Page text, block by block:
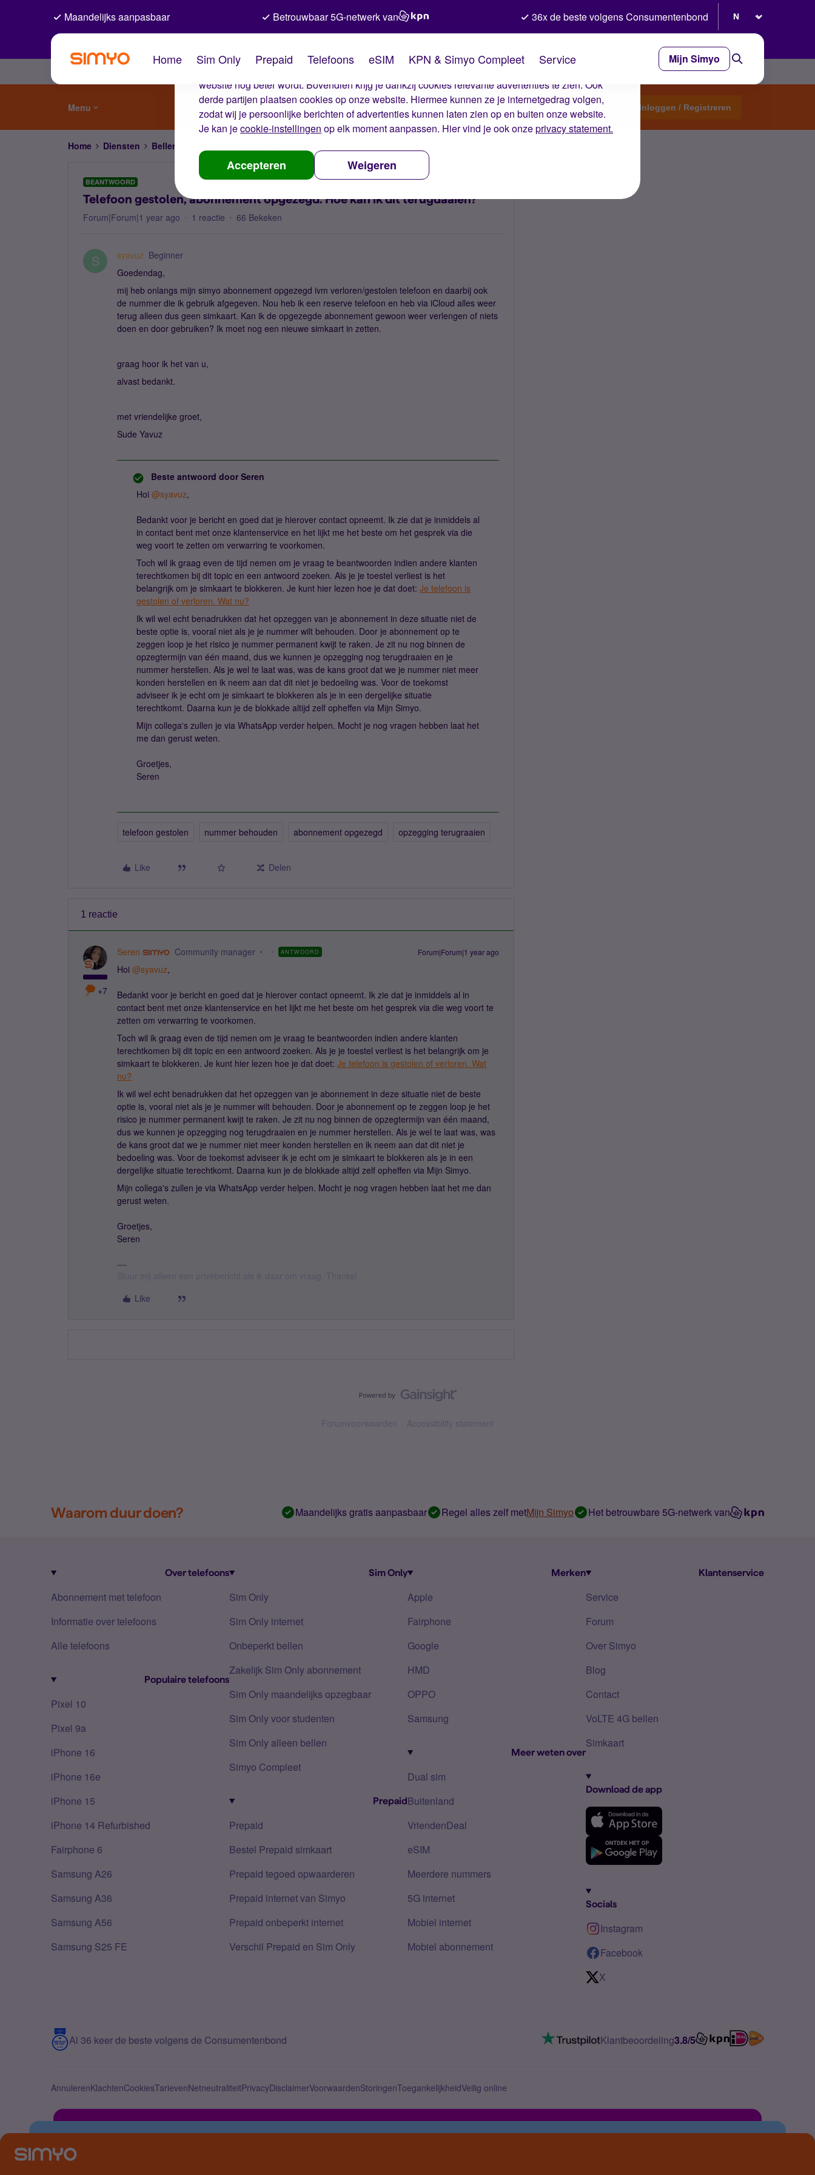
De cookies van Simyo
Wij gebruiken cookies op onze website. Met deze cookies zorgen wij ervoor dat je ervaring op de
website nog beter wordt. Bovendien krijg je dankzij cookies relevante advertenties te zien. Ook
derde partijen plaatsen cookies op onze website. Hiermee kunnen ze je internetgedrag volgen,
zodat wij je persoonlijke berichten of advertenties kunnen laten zien op en buiten onze website.
Je kan jecookie-instellingen op elk moment aanpassen. Hier vind je ook onzeprivacy statement.
Accepteren Weigeren
Maandelijks aanpasbaar Betrouwbaar 5G-netwerk van 36x de beste volgens Consumentenbond
Home Sim Only Prepaid Telefoons eSIM KPN & Simyo Compleet Service Mijn Simyo
Menu Start een topic Inloggen / Registreren
Home Diensten Bellen, sms'en, netwerk en nummerbehoud
BEANTWOORD
Telefoon gestolen, abonnement opgezegd. Hoe kan ik dit terugdaaien?
Forum|Forum|1 year ago 1 reactie 66 Bekeken
S syavuz Beginner
Goedendag,
mij heb onlangs mijn simyo abonnement opgezegd ivm verloren/gestolen telefoon en daarbij ook
de nummer die ik gebruik afgegeven. Nou heb ik een reserve telefoon en heb via iCloud alles weer
terug alleen dus geen simkaart. Kan ik de opgezegde abonnement gewoon weer verlengen of niets
doen en door gebruiken? Ik moet nog een nieuwe simkaart in zetten.
graag hoor ik het van u,
alvast bedankt.
met vriendelijke groet,
Sude Yavuz
Beste antwoord door Seren
Hoi ​ @syavuz,
Bedankt voor je bericht en goed dat je hierover contact opneemt. Ik zie dat je inmiddels al
in contact bent met onze klantenservice en het lijkt me het beste om het gesprek via die
weg voort te zetten om verwarring te voorkomen.
Toch wil ik graag even de tijd nemen om je vraag te beantwoorden indien andere klanten
terechtkomen bij dit topic en een antwoord zoeken. Als je je toestel verliest is het
belangrijk om je simkaart te blokkeren. Je kunt hier lezen hoe je dat doet: Je telefoon is
gestolen of verloren. Wat nu?
Ik wil wel echt benadrukken dat het opzeggen van je abonnement in deze situatie niet de
beste optie is, vooral niet als je je nummer wilt behouden. Door je abonnement op te
zeggen loop je het risico je nummer permanent kwijt te raken. Je zit nu nog binnen de
opzegtermijn van één maand, dus we kunnen je opzegging nog terugdraaien en je
nummer herstellen. Als je wel te laat was, was de kans groot dat we je nummer niet meer
konden herstellen en ik neem aan dat dit niet je bedoeling was. Voor de toekomst
adviseer ik je echt om je simkaart te blokkeren als je in een dergelijke situatie
terechtkomt. Daarna kun je de blokkade altijd zelf opheffen via Mijn Simyo.
Mijn collega's zullen je via WhatsApp verder helpen. Mocht je nog vragen hebben laat het
me dan gerust weten.
Groetjes,
Seren
telefoon gestolen nummer behouden abonnement opgezegd opzegging terugraaien
Like Delen
1 reactie
+7
Seren Community manager ANTWOORD Forum|Forum|1 year ago
Hoi ​ @syavuz,
Bedankt voor je bericht en goed dat je hierover contact opneemt. Ik zie dat je inmiddels al in
contact bent met onze klantenservice en het lijkt me het beste om het gesprek via die weg voort te
zetten om verwarring te voorkomen.
Toch wil ik graag even de tijd nemen om je vraag te beantwoorden indien andere klanten
terechtkomen bij dit topic en een antwoord zoeken. Als je je toestel verliest is het belangrijk om je
simkaart te blokkeren. Je kunt hier lezen hoe je dat doet: Je telefoon is gestolen of verloren. Wat
nu?
Ik wil wel echt benadrukken dat het opzeggen van je abonnement in deze situatie niet de beste
optie is, vooral niet als je je nummer wilt behouden. Door je abonnement op te zeggen loop je het
risico je nummer permanent kwijt te raken. Je zit nu nog binnen de opzegtermijn van één maand,
dus we kunnen je opzegging nog terugdraaien en je nummer herstellen. Als je wel te laat was, was
de kans groot dat we je nummer niet meer konden herstellen en ik neem aan dat dit niet je
bedoeling was. Voor de toekomst adviseer ik je echt om je simkaart te blokkeren als je in een
dergelijke situatie terechtkomt. Daarna kun je de blokkade altijd zelf opheffen via Mijn Simyo.
Mijn collega's zullen je via WhatsApp verder helpen. Mocht je nog vragen hebben laat het me dan
gerust weten.
Groetjes,
Seren
Like
Forumvoorwaarden Accessibility statement
Waarom duur doen? Maandelijks gratis aanpasbaar Regel alles zelf metMijn Simyo Het betrouwbare 5G-netwerk van
Over telefoons
Abonnement met telefoon
Informatie over telefoons
Alle telefoons
Populaire telefoons
Pixel 10
Pixel 9a
iPhone 16
iPhone 16e
iPhone 15
iPhone 14 Refurbished
Fairphone 6
Samsung A26
Samsung A36
Samsung A56
Samsung S25 FE
Sim Only
Sim Only
Sim Only internet
Onbeperkt bellen
Zakelijk Sim Only abonnement
Sim Only maandelijks opzegbaar
Sim Only voor studenten
Sim Only alleen bellen
Simyo Compleet
Prepaid
Prepaid
Bestel Prepaid simkaart
Prepaid tegoed opwaarderen
Prepaid internet van Simyo
Prepaid onbeperkt internet
Verschil Prepaid en Sim Only
Merken
Apple
Fairphone
Google
HMD
OPPO
Samsung
Meer weten over
Dual sim
Buitenland
VriendenDeal
eSIM
Meerdere nummers
5G internet
Mobiel internet
Mobiel abonnement
Klantenservice
Service
Forum
Over Simyo
Blog
Contact
VoLTE 4G bellen
Simkaart
Download de app
Socials
Instagram
Facebook
X
Al 36 keer de beste volgens de Consumentenbond Klantbeoordeling3.8/5
AnnulerenKlachtenCookiesTarievenNetneutraliteitPrivacyDisclaimerVoorwaardenStoringenToegankelijkheidVeilig online